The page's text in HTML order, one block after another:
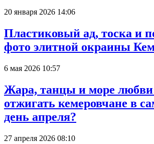
20 января 2026 14:06
Пластиковый ад, тоска и
фото элитной окраины
6 мая 2026 10:57
Жара, танцы и море
отжигать кемеровчане в
день апреля?
27 апреля 2026 08:10